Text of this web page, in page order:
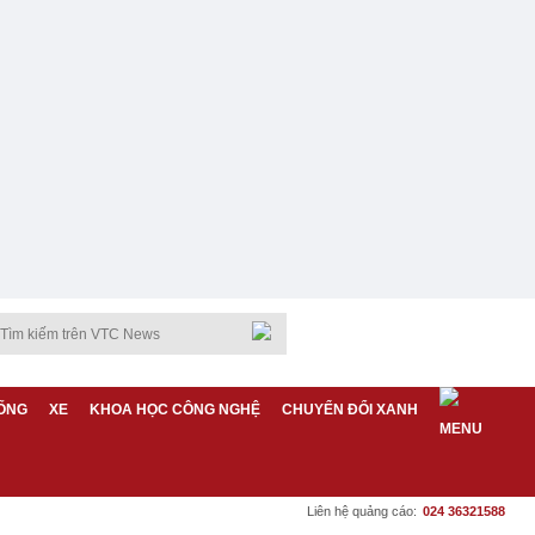
XE KHOA HỌC CÔNG NGHỆ CHUYỂN ĐỔI XANH
Liên hệ quảng cáo: 024 36321588